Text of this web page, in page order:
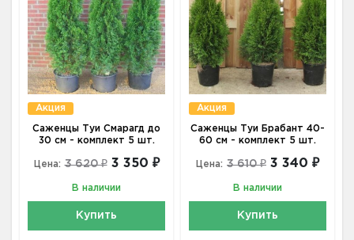
Акция
Саженцы Туи Смарагд до
30 см - комплект 5 шт.
Цена: 3 620 ₽ 3 350 ₽
В наличии
Купить
Акция
Саженцы Туи Брабант 40-
60 см - комплект 5 шт.
Цена: 3 610 ₽ 3 340 ₽
В наличии
Купить